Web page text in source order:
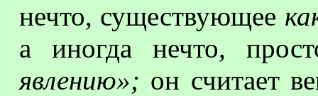
нечто, существующее
а иногда нечто,
явлению»; он считает